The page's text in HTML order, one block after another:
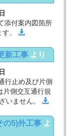
添付案内図箇所
。
新工事より
行止め及び片側
片側交互通行規
いません。
の5)外工事 よ